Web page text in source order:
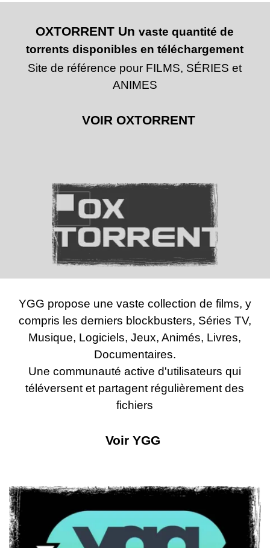
OXTORRENT Unvaste quantité de
torrents disponibles en téléchargement
Site de référence pour FILMS, SÉRIES et
ANIMES
VOIR OXTORRENT
YGG propose une vaste collection de films, y
compris les derniers blockbusters, Séries TV,
Musique, Logiciels, Jeux, Animés, Livres,
Documentaires.
Une communauté active d'utilisateurs qui
téléversent et partagent régulièrement des
fichiers
Voir YGG